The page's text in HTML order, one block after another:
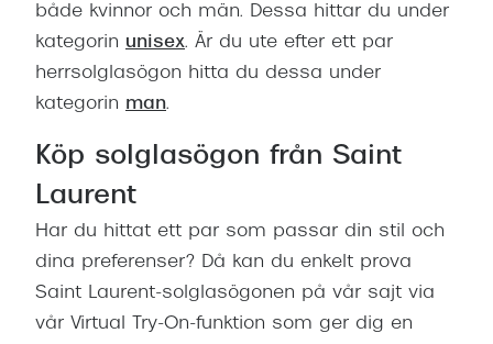
både kvinnor och män. Dessa hittar du under
kategorin unisex. Är du ute efter ett par
herrsolglasögon hitta du dessa under
kategorin man.
Köp solglasögon från Saint
Laurent
Har du hittat ett par som passar din stil och
dina preferenser? Då kan du enkelt prova
Saint Laurent-solglasögonen på vår sajt via
vår Virtual Try-On-funktion som ger dig en